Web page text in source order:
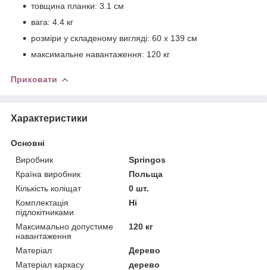
товщина планки: 3.1 см
вага: 4.4 кг
розміри у складеному вигляді: 60 x 139 см
максимальне навантаження: 120 кг
Приховати
Характеристики
Основні
Виробник
Springos
Країна виробник
Польща
Кількість коліщат
0 шт.
Комплектація
підлокітниками
Ні
Максимально допустиме
навантаження
120 кг
Матеріал
Дерево
Матеріал каркасу
дерево